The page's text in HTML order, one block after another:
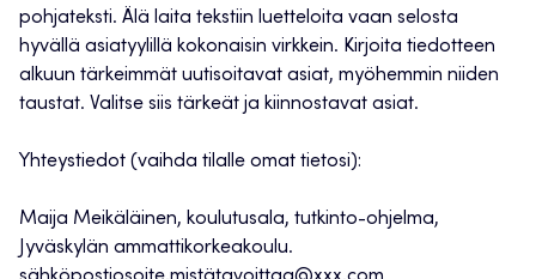
pohjateksti. Älä laita tekstiin luetteloita vaan selosta
hyvällä asiatyylillä kokonaisin virkkein. Kirjoita tiedotteen
alkuun tärkeimmät uutisoitavat asiat, myöhemmin niiden
taustat. Valitse siis tärkeät ja kiinnostavat asiat.
Yhteystiedot (vaihda tilalle omat tietosi):
Maija Meikäläinen, koulutusala, tutkinto-ohjelma,
Jyväskylän ammattikorkeakoulu.